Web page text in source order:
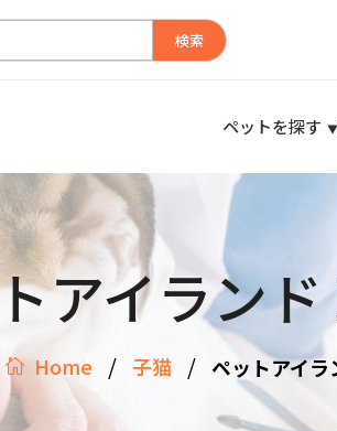
検索
ペットを探す
アイラン
Home / 子猫 / ペットアイラ